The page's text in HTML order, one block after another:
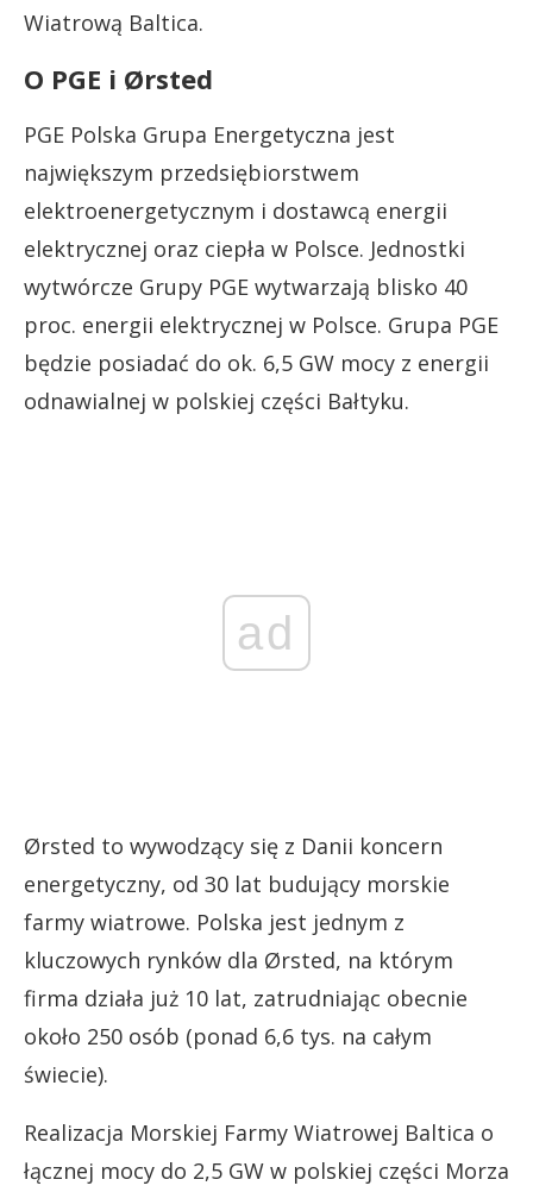
Wiatrową Baltica.
O PGE i Ørsted
PGE Polska Grupa Energetyczna jest
największym przedsiębiorstwem
elektroenergetycznym i dostawcą energii
elektrycznej oraz ciepła w Polsce. Jednostki
wytwórcze Grupy PGE wytwarzają blisko 40
proc. energii elektrycznej w Polsce. Grupa PGE
będzie posiadać do ok. 6,5 GW mocy z energii
odnawialnej w polskiej części Bałtyku.
ad
Ørsted to wywodzący się z Danii koncern
energetyczny, od 30 lat budujący morskie
farmy wiatrowe. Polska jest jednym z
kluczowych rynków dla Ørsted, na którym
firma działa już 10 lat, zatrudniając obecnie
około 250 osób (ponad 6,6 tys. na całym
świecie).
Realizacja Morskiej Farmy Wiatrowej Baltica o
łącznej mocy do 2,5 GW w polskiej części Morza